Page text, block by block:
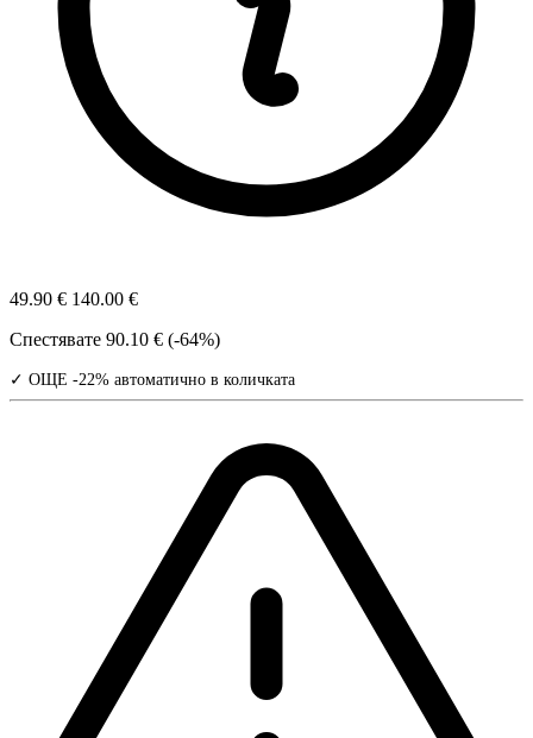
49.90 € 140.00 €
Спестявате 90.10 € (-64%)
✓ ОЩЕ -22% автоматично в количката